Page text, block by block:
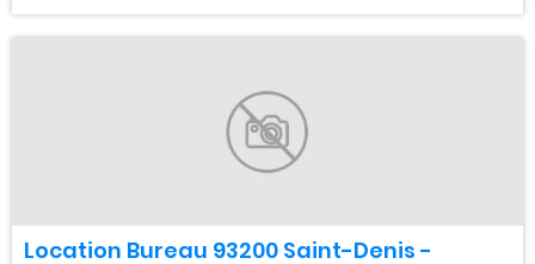
Location Bureau 93200 Saint-Denis -